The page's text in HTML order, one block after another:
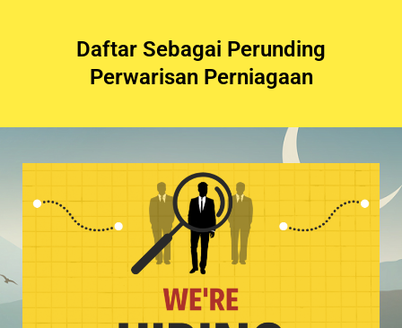
Daftar Sebagai Perunding
Perwarisan Perniagaan